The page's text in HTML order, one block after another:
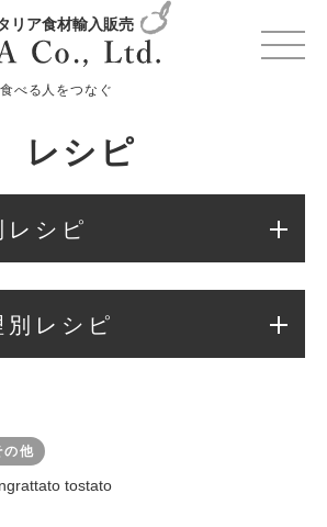
リア食材輸入販売
べる人をつなぐ
レシピ
の他
tostato
レシピ
別レシピ